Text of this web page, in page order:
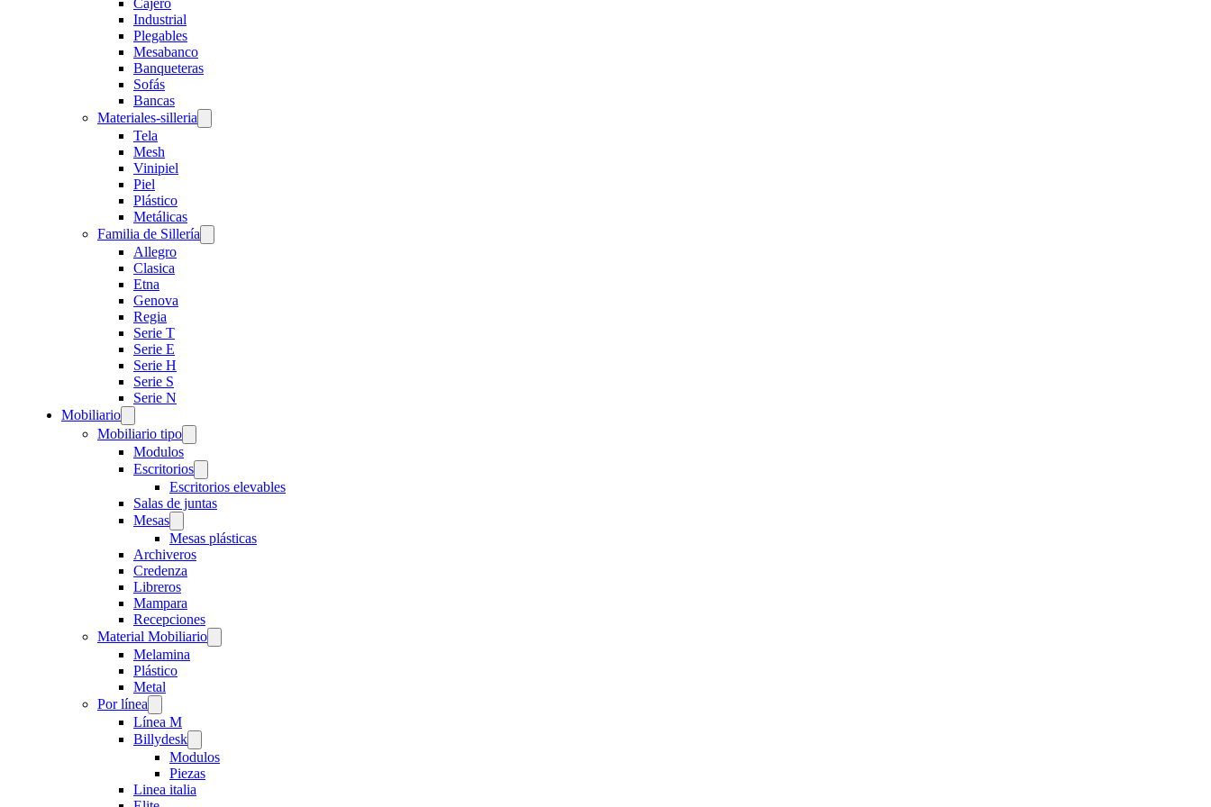
Cajero
Industrial
Plegables
Mesabanco
Banqueteras
Sofás
Bancas
Materiales-silleria
Tela
Mesh
Vinipiel
Piel
Plástico
Metálicas
Familia de Sillería
Allegro
Clasica
Etna
Genova
Regia
Serie T
Serie E
Serie H
Serie S
Serie N
Mobiliario
Mobiliario tipo
Modulos
Escritorios
Escritorios elevables
Salas de juntas
Mesas
Mesas plásticas
Archiveros
Credenza
Libreros
Mampara
Recepciones
Material Mobiliario
Melamina
Plástico
Metal
Por línea
Línea M
Billydesk
Modulos
Piezas
Linea italia